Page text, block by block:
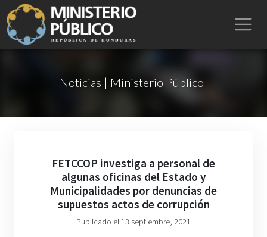
Noticias | Ministerio Público
FETCCOP investiga a personal de
algunas oficinas del Estado y
Municipalidades por denuncias de
supuestos actos de corrupción
Publicado el 13 septiembre, 2021